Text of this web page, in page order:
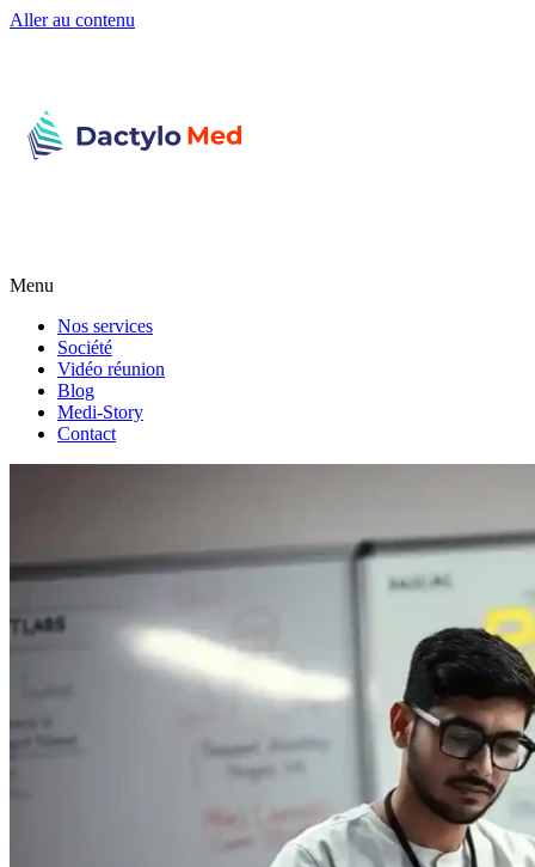
Aller au contenu
Menu
Nos services
Société
Vidéo réunion
Blog
Medi-Story
Contact